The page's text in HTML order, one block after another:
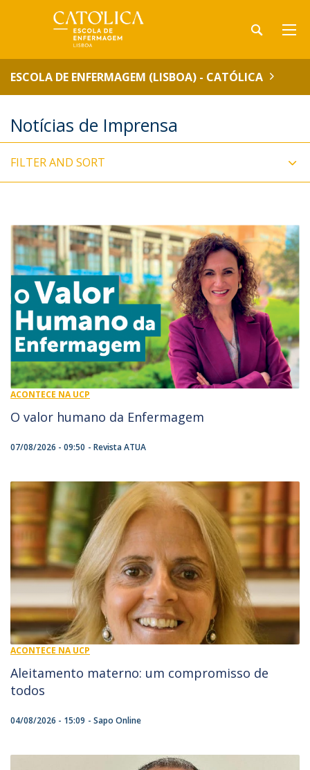
ESCOLA DE ENFERMAGEM (LISBOA) - CATÓLICA
Notícias de Imprensa
FILTER AND SORT
ACONTECE NA UCP
O valor humano da Enfermagem
07/08/2026 - 09:50 Revista ATUA
ACONTECE NA UCP
​Aleitamento materno: um compromisso de
todos
04/08/2026 - 15:09 Sapo Online